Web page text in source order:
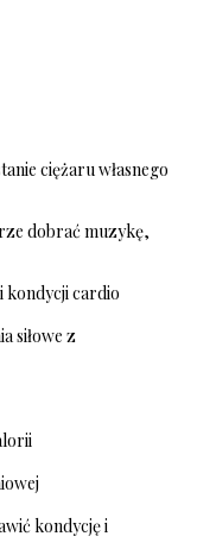
ciężaru własnego
dobrać muzykę,
kondycji cardio
siłowe z
kondycję i